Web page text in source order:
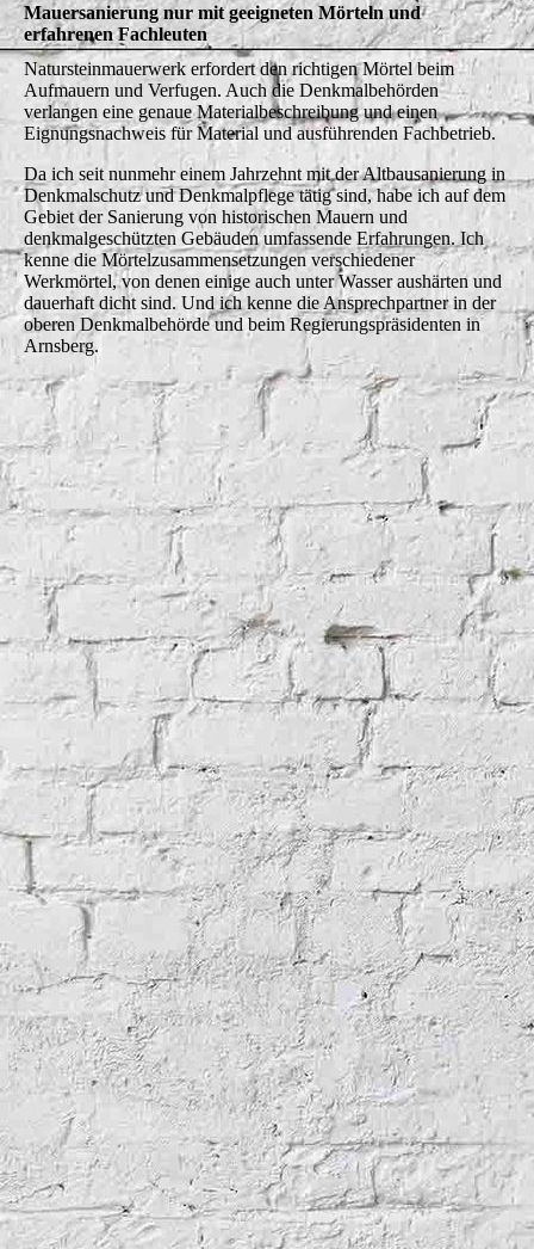
Mauersanierung nur mit geeigneten Mörteln und
erfahrenen Fachleuten
Natursteinmauerwerk erfordert den richtigen Mörtel beim
Aufmauern und Verfugen. Auch die Denkmalbehörden
verlangen eine genaue Materialbeschreibung und einen
Eignungsnachweis für Material und ausführenden Fachbetrieb.
Da ich seit nunmehr einem Jahrzehnt mit der Altbausanierung in
Denkmalschutz und Denkmalpflege tätig sind, habe ich auf dem
Gebiet der Sanierung von historischen Mauern und
denkmalgeschützten Gebäuden umfassende Erfahrungen. Ich
kenne die Mörtelzusammensetzungen verschiedener
Werkmörtel, von denen einige auch unter Wasser aushärten und
dauerhaft dicht sind. Und ich kenne die Ansprechpartner in der
oberen Denkmalbehörde und beim Regierungspräsidenten in
Arnsberg.